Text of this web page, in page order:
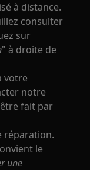
à distance.
consulter
sur
" à droite de
votre
notre
fait par
réparation.
le
une